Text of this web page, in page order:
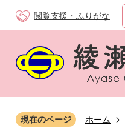
閲覧支援・ふりがな
現在のページ ホーム